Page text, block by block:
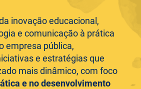
inovação educacional,
e comunicação à prática
empresa pública,
e estratégias que
mais dinâmico, com foco
e no desenvolvimento